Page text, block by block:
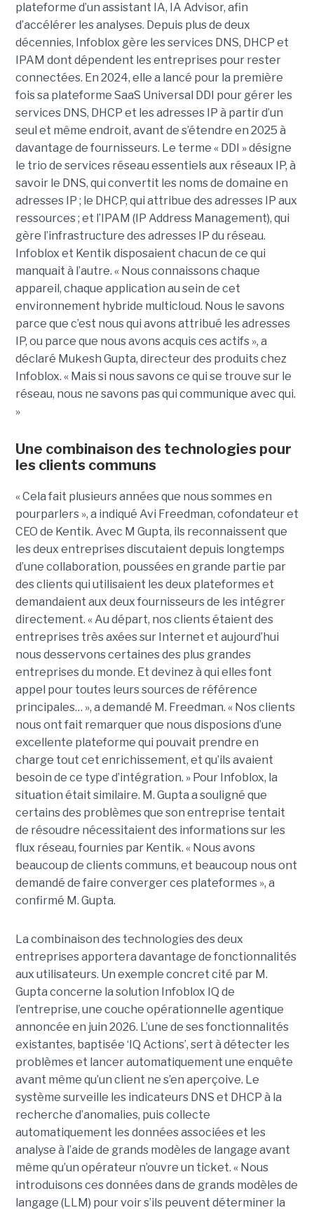
plateforme d’un assistant IA, IA Advisor, afin
d’accélérer les analyses. Depuis plus de deux
décennies, Infoblox gère les services DNS, DHCP et
IPAM dont dépendent les entreprises pour rester
connectées. En 2024, elle a lancé pour la première
fois sa plateforme SaaS Universal DDI pour gérer les
services DNS, DHCP et les adresses IP à partir d’un
seul et même endroit, avant de s’étendre en 2025 à
davantage de fournisseurs. Le terme « DDI » désigne
le trio de services réseau essentiels aux réseaux IP, à
savoir le DNS, qui convertit les noms de domaine en
adresses IP ; le DHCP, qui attribue des adresses IP aux
ressources ; et l’IPAM (IP Address Management), qui
gère l’infrastructure des adresses IP du réseau.
Infoblox et Kentik disposaient chacun de ce qui
manquait à l’autre. « Nous connaissons chaque
appareil, chaque application au sein de cet
environnement hybride multicloud. Nous le savons
parce que c’est nous qui avons attribué les adresses
IP, ou parce que nous avons acquis ces actifs », a
déclaré Mukesh Gupta, directeur des produits chez
Infoblox. « Mais si nous savons ce qui se trouve sur le
réseau, nous ne savons pas qui communique avec qui.
»
Une combinaison des technologies pour
les clients communs
« Cela fait plusieurs années que nous sommes en
pourparlers », a indiqué Avi Freedman, cofondateur et
CEO de Kentik. Avec M Gupta, ils reconnaissent que
les deux entreprises discutaient depuis longtemps
d’une collaboration, poussées en grande partie par
des clients qui utilisaient les deux plateformes et
demandaient aux deux fournisseurs de les intégrer
directement. « Au départ, nos clients étaient des
entreprises très axées sur Internet et aujourd’hui
nous desservons certaines des plus grandes
entreprises du monde. Et devinez à qui elles font
appel pour toutes leurs sources de référence
principales… », a demandé M. Freedman. « Nos clients
nous ont fait remarquer que nous disposions d’une
excellente plateforme qui pouvait prendre en
charge tout cet enrichissement, et qu’ils avaient
besoin de ce type d’intégration. » Pour Infoblox, la
situation était similaire. M. Gupta a souligné que
certains des problèmes que son entreprise tentait
de résoudre nécessitaient des informations sur les
flux réseau, fournies par Kentik. « Nous avons
beaucoup de clients communs, et beaucoup nous ont
demandé de faire converger ces plateformes », a
confirmé M. Gupta.
La combinaison des technologies des deux
entreprises apportera davantage de fonctionnalités
aux utilisateurs. Un exemple concret cité par M.
Gupta concerne la solution Infoblox IQ de
l’entreprise, une couche opérationnelle agentique
annoncée en juin 2026. L’une de ses fonctionnalités
existantes, baptisée ‘IQ Actions’, sert à détecter les
problèmes et lancer automatiquement une enquête
avant même qu’un client ne s’en aperçoive. Le
système surveille les indicateurs DNS et DHCP à la
recherche d’anomalies, puis collecte
automatiquement les données associées et les
analyse à l’aide de grands modèles de langage avant
même qu’un opérateur n’ouvre un ticket. « Nous
introduisons ces données dans de grands modèles de
langage (LLM) pour voir s’ils peuvent déterminer la